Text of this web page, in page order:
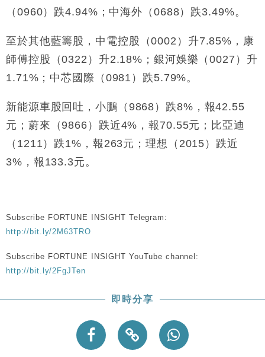
（0960）跌4.94%；中海外（0688）跌3.49%。
至於其他藍籌股，中電控股（0002）升7.85%，康
師傅控股（0322）升2.18%；銀河娛樂（0027）升
1.71%；中芯國際（0981）跌5.79%。
新能源車股回吐，小鵬（9868）跌8%，報42.55
元；蔚來（9866）跌近4%，報70.55元；比亞迪
（1211）跌1%，報263元；理想（2015）跌近
3%，報133.3元。
Subscribe FORTUNE INSIGHT Telegram:
http://bit.ly/2M63TRO
Subscribe FORTUNE INSIGHT YouTube channel:
http://bit.ly/2FgJTen
即時分享